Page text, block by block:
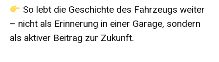
So lebt die Geschichte des Fahrzeugs weiter
– nicht als Erinnerung in einer Garage, sondern
als aktiver Beitrag zur Zukunft.